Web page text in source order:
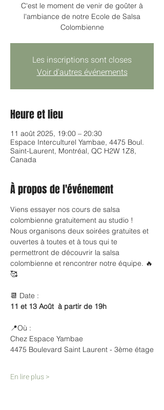
C'est le moment de venir de goûter à
l'ambiance de notre Ecole de Salsa
Colombienne
Les inscriptions sont closes
Voir d'autres événements
Heure et lieu
11 août 2025, 19:00 – 20:30
Espace Interculturel Yambae, 4475 Boul.
Saint-Laurent, Montréal, QC H2W 1Z8,
Canada
À propos de l'événement
Viens essayer nos cours de salsa
colombienne gratuitement au studio !
Nous organisons deux soirées gratuites et
ouvertes à toutes et à tous qui te
permettront de découvrir la salsa
colombienne et rencontrer notre équipe. 🔥
🥰
📆 Date :
11 et 13 Août  à partir de 19h
📍Où :
Chez Espace Yambae
4475 Boulevard Saint Laurent - 3ème étage
En lire plus >